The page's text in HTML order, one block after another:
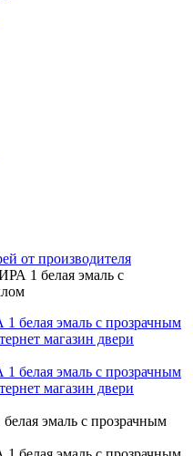
от производителя
1 белая эмаль с
эмаль с прозрачным